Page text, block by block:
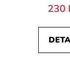
230